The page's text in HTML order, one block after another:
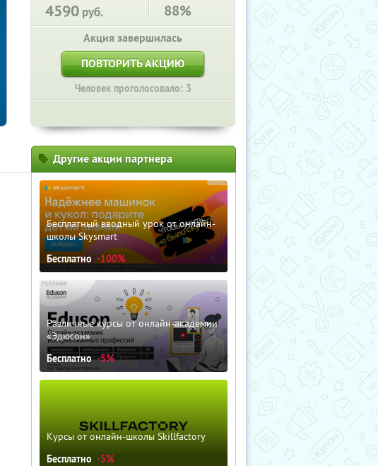
4590 руб. 88%
Акция завершилась
ПОВТОРИТЬ АКЦИЮ
Человек проголосовало: 3
Другие акции партнера
Бесплатный вводный урок от онлайн-
школы Skysmart
Бесплатно -100%
Различные курсы от онлайн-академии
«Эдюсон»
Бесплатно -5%
Курсы от онлайн-школы Skillfactory
Бесплатно -5%